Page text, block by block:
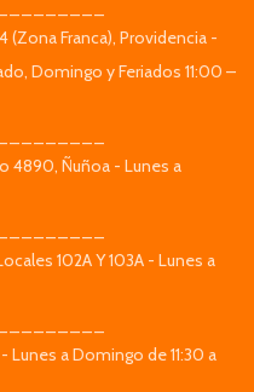
(Zona Franca), Providencia -
Domingo y Feriados 11:00 –
4890, Ñuñoa - Lunes a
102A Y 103A - Lunes a
Lunes a Domingo de 11:30 a